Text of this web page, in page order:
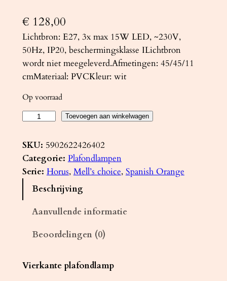
€ 128,00
Lichtbron: E27, 3x max 15W LED, ~230V,
50Hz, IP20, beschermingsklasse ILichtbron
wordt niet meegeleverd.Afmetingen: 45/45/11
cmMateriaal: PVCKleur: wit
Op voorraad
a
f
o
H
Toevoegen aan winkelwagen
SKU: 5902622426402
Categorie: Plafondlampen
Serie: Horus, Mell’s choice, Spanish Orange
Beschrijving
Aanvullende informatie
Beoordelingen (0)
Vierkante plafondlamp